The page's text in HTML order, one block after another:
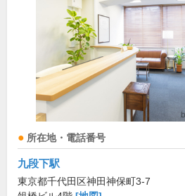
所在地・電話番号
九段下駅
東京都千代田区神田神保町3-7